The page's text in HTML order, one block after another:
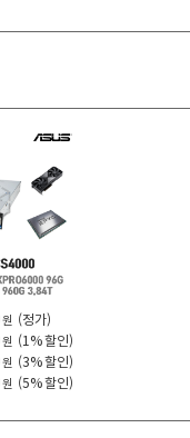
원 (정가)
원 (1% 할인)
원 (3% 할인)
원 (5% 할인)